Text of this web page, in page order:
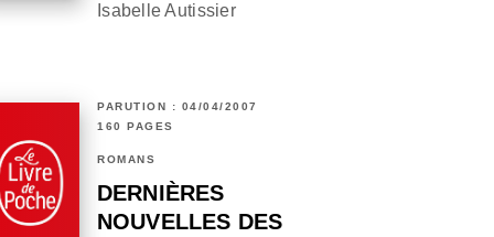
Isabelle Autissier
PARUTION : 04/04/2007
160 PAGES
ROMANS
DERNIÈRES
NOUVELLES DES